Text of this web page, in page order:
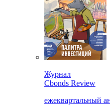
Журнал
Cbonds Review
ежеквартальный